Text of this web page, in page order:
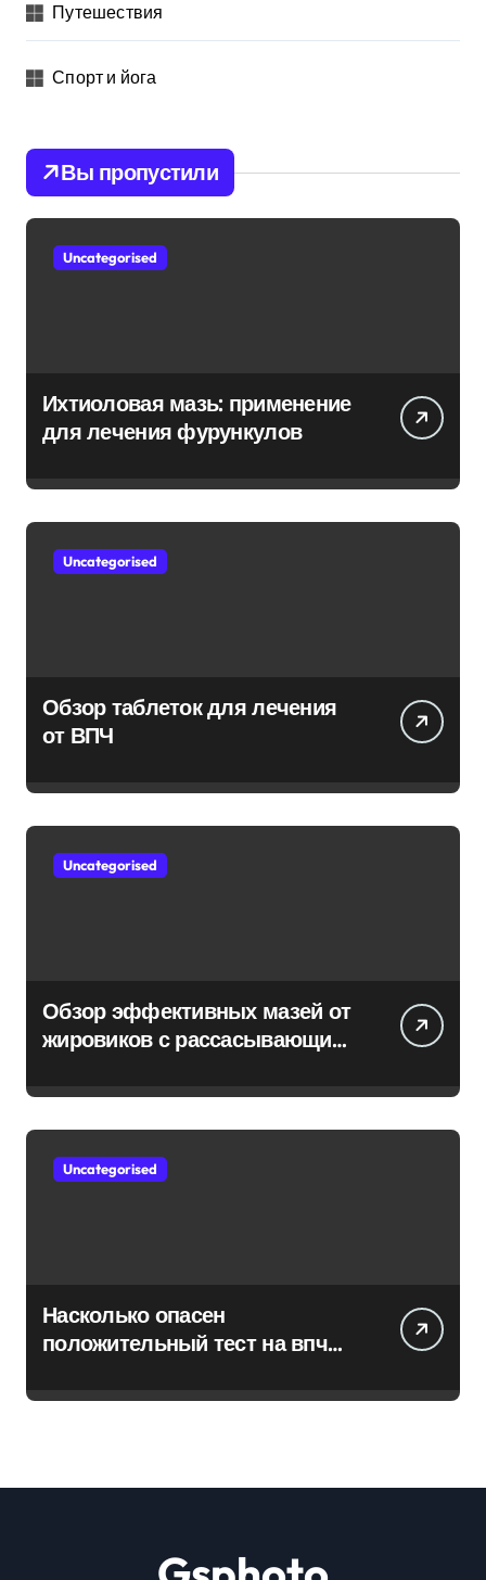
Путешествия
Спорт и йога
Вы пропустили
Uncategorised
Ихтиоловая мазь: применение
для лечения фурункулов
Uncategorised
Обзор таблеток для лечения
от ВПЧ
Uncategorised
Обзор эффективных мазей от
жировиков с рассасывающим
Uncategorised
Насколько опасен
положительный тест на впч